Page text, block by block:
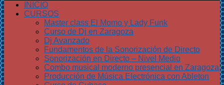
INICIO
CURSOS
Master class El Momo y Lady Funk
Curso de Dj en Zaragoza
Dj Avanzado
Fundamentos de la Sonorización de Directo
Sonorización en Directo – Nivel Medio
Combo musical moderno presencial en Zaragoza
Producción de Música Electrónica con Ableton